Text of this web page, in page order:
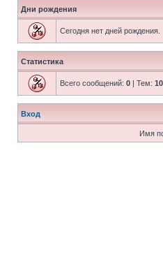
Дни рождения
Сегодня нет дней рождения.
Статистика
Всего сообщений: 0 | Тем: 10
Вход
Имя